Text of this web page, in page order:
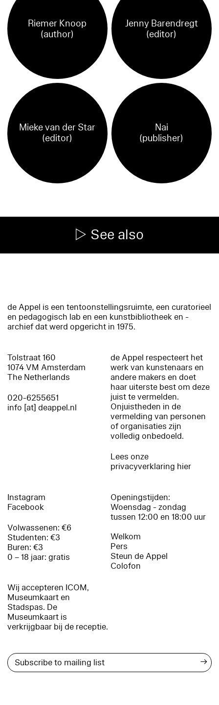
Riemer Knoop
(author)
Jenny Barendregt
(editor)
Mieke van der Star
(editor)
Nai
(publisher)
See also
de Appel is een tentoonstellingsruimte, een curatorieel
en pedagogisch lab en een kunstbibliotheek en -
archief dat werd opgericht in 1975.
Tolstraat 160
1074 VM Amsterdam
The Netherlands
020-6255651
info [at] deappel.nl
de Appel respecteert het
werk van kunstenaars en
andere makers en doet
haar uiterste best om deze
juist te vermelden.
Onjuistheden in de
vermelding van personen
of organisaties zijn
volledig onbedoeld.
Lees onze
privacyverklaring hier
Instagram
Facebook
Volwassenen: €6
Studenten: €3
Buren: €3
0 – 18 jaar: gratis
Wij accepteren ICOM,
Museumkaart en
Stadspas. De
Museumkaart is
verkrijgbaar bij de receptie.
Openingstijden:
Woensdag - zondag
tussen 12:00 en 18:00 uur
Welkom
Pers
Steun de Appel
Colofon
→